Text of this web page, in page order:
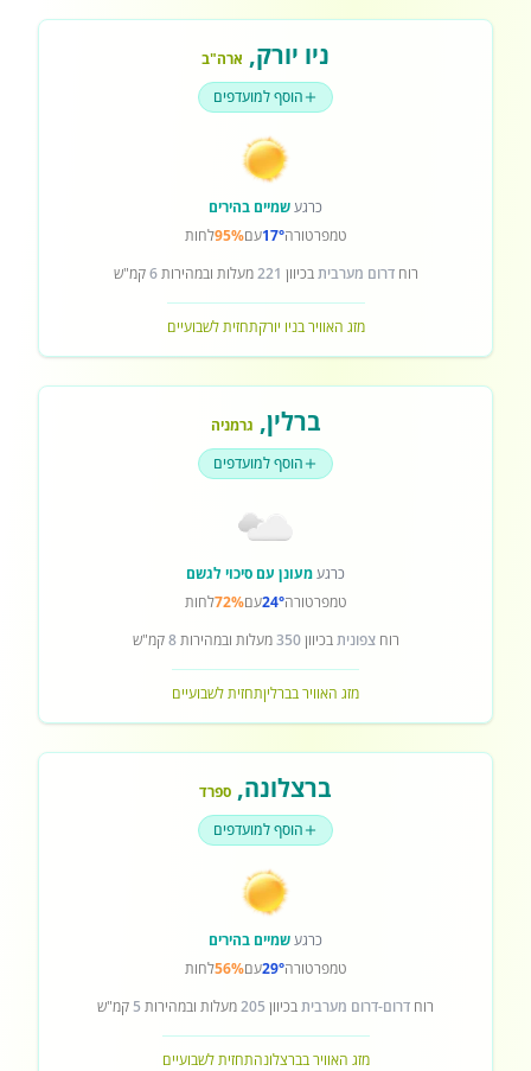
ניו יורק, ארה"ב
הוסף למועדפים
כרגעשמיים בהירים
טמפרטורה17°עם95%לחות
רוחדרום מערביתבכיוון 221מעלות ובמהירות6קמ"ש
מזג האוויר בניו יורקתחזית לשבועיים
ברלין, גרמניה
הוסף למועדפים
כרגעמעונן עם סיכוי לגשם
טמפרטורה24°עם72%לחות
רוחצפוניתבכיוון350מעלות ובמהירות8קמ"ש
מזג האוויר בברליןתחזית לשבועיים
ברצלונה, ספרד
הוסף למועדפים
כרגעשמיים בהירים
טמפרטורה29°עם56%לחות
רוח דרום-דרום מערביתבכיוון 205מעלות ובמהירות 5 קמ"ש
מזג האוויר בברצלונהתחזית לשבועיים